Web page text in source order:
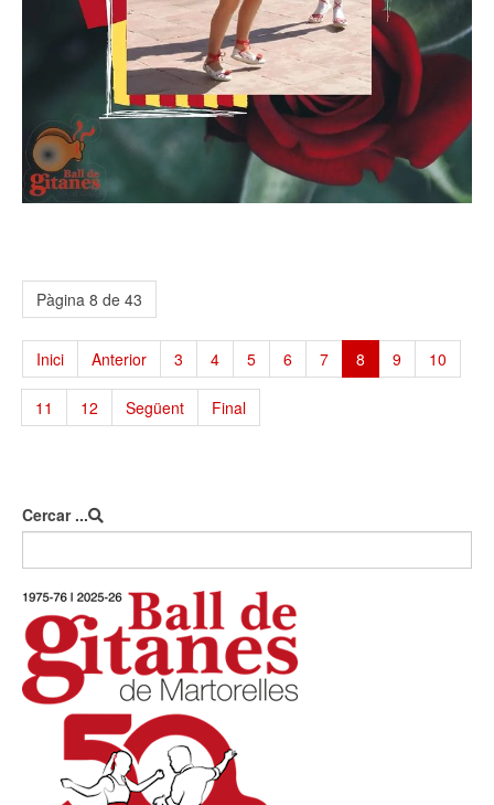
Pàgina 8 de 43
Inici Anterior 3 4 5 6 7 8 9 10
11 12 Següent Final
Cercar ...